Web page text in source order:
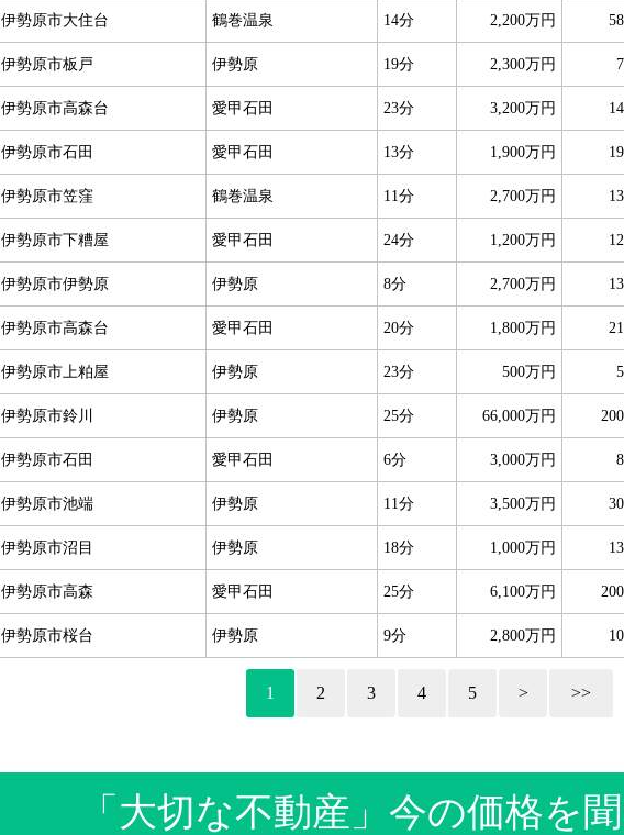
伊勢原市大住台 鶴巻温泉 14分 2,200万円
伊勢原市板戸 伊勢原 19分 2,300万円
伊勢原市高森台 愛甲石田 23分 3,200万円
伊勢原市石田 愛甲石田 13分 1,900万円
伊勢原市笠窪 鶴巻温泉 11分 2,700万円
伊勢原市下糟屋 愛甲石田 24分 1,200万円
伊勢原市伊勢原 伊勢原 8分 2,700万円
伊勢原市高森台 愛甲石田 20分 1,800万円
伊勢原市上粕屋 伊勢原 23分 500万円
伊勢原市鈴川 伊勢原 25分 66,000万円
伊勢原市石田 愛甲石田 6分 3,000万円
伊勢原市池端 伊勢原 11分 3,500万円
伊勢原市沼目 伊勢原 18分 1,000万円
伊勢原市高森 愛甲石田 25分 6,100万円
伊勢原市桜台 伊勢原 9分 2,800万円
1 2 3 4 5 > >>
「大切な不動産」今の価格を